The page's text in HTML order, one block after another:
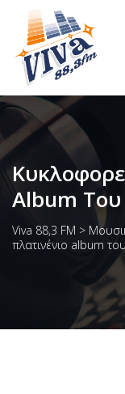
Album
Viva 88,3 FM >
πλατινένιο album